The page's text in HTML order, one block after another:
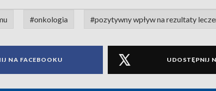
#onkologia #pozytywny wpływ na rezultaty
NA FACEBOOKU UDOSTĘPNIJ